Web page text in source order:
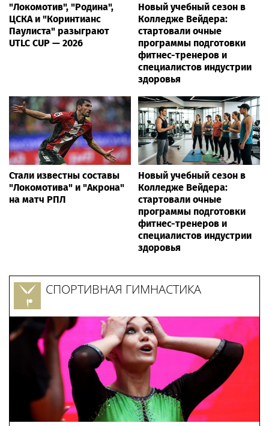
"Локомотив", "Родина",
ЦСКА и "Коринтианс
Паулиста" разыграют
UTLC CUP — 2026
Новый учебный сезон в
Колледже Вейдера:
стартовали очные
программы подготовки
фитнес-тренеров и
специалистов индустрии
здоровья
Стали известны составы
"Локомотива" и "Акрона"
на матч РПЛ
Новый учебный сезон в
Колледже Вейдера:
стартовали очные
программы подготовки
фитнес-тренеров и
специалистов индустрии
здоровья
СПОРТИВНАЯ ГИМНАСТИКА